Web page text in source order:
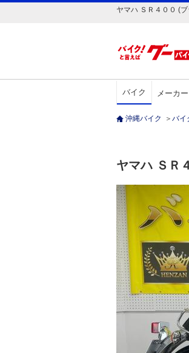
ヤマハ ＳＲ４００ (
バイク メーカー
沖縄バイク ＞ バイ
ヤマハ Ｓ